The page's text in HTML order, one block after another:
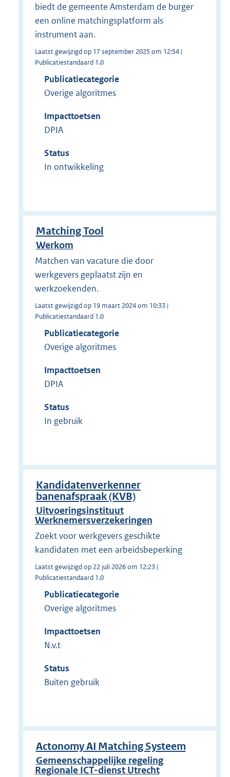
biedt de gemeente Amsterdam de burger
een online matchingsplatform als
instrument aan.
Laatst gewijzigd op 17 september 2025 om 12:54 |
Publicatiestandaard 1.0
Publicatiecategorie
Overige algoritmes
Impacttoetsen
DPIA
Status
In ontwikkeling
Matching Tool
Werkom
Matchen van vacature die door
werkgevers geplaatst zijn en
werkzoekenden.
Laatst gewijzigd op 19 maart 2024 om 10:33 |
Publicatiestandaard 1.0
Publicatiecategorie
Overige algoritmes
Impacttoetsen
DPIA
Status
In gebruik
Kandidatenverkenner
banenafspraak (KVB)
Uitvoeringsinstituut
Werknemersverzekeringen
Zoekt voor werkgevers geschikte
kandidaten met een arbeidsbeperking
Laatst gewijzigd op 22 juli 2026 om 12:23 |
Publicatiestandaard 1.0
Publicatiecategorie
Overige algoritmes
Impacttoetsen
N.v.t
Status
Buiten gebruik
Actonomy AI Matching Systeem
Gemeenschappelijke regeling
Regionale ICT-dienst Utrecht